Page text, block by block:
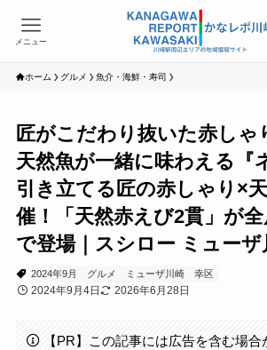
メニュー
ホーム グルメ 魚介・海鮮・寿司
匠がこだわり抜いた赤しゃ
天然魚が一緒に味わえる『
引き立てる匠の赤しゃり×
催！「天然赤えび2貫」が全
で登場｜スシロー ミューザ
2024年9月 グルメ ミューザ川崎 幸区
2024年9月4日 2026年6月28日
【PR】この記事には広告を含む場合